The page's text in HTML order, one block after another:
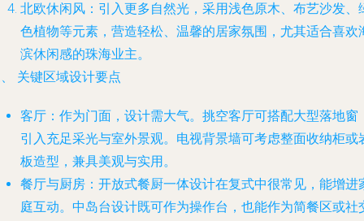
北欧休闲风 ：引入更多自然光，采用浅色原木、布艺沙发、
色植物等元素，营造轻松、温馨的居家氛围，尤其适合喜欢
滨休闲感的珠海业主。
关键区域设计要点
客厅 ：作为门面，设计需大气。挑空客厅可搭配大型落地窗
引入充足采光与室外景观。电视背景墙可考虑整面收纳柜或
板造型，兼具美观与实用。
餐厅与厨房 ：开放式餐厨一体设计在复式中很常见，能增进
庭互动。中岛台设计既可作为操作台，也能作为简餐区或社